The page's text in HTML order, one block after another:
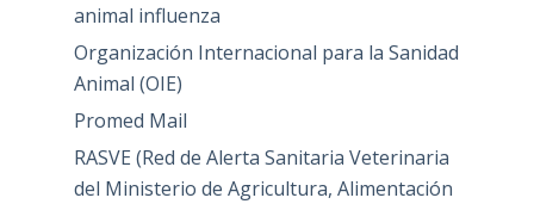
animal influenza
Organización Internacional para la Sanidad
Animal (OIE)
Promed Mail
RASVE (Red de Alerta Sanitaria Veterinaria
del Ministerio de Agricultura, Alimentación